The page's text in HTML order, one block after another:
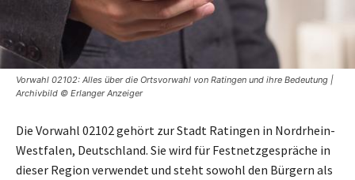
Vorwahl 02102: Alles über die Ortsvorwahl von Ratingen und ihre Bedeutung |
Archivbild © Erlanger Anzeiger
Die Vorwahl 02102 gehört zur Stadt Ratingen in Nordrhein-
Westfalen, Deutschland. Sie wird für Festnetzgespräche in
dieser Region verwendet und steht sowohl den Bürgern als